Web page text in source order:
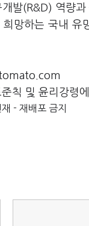
발(R&D) 역량
망하는 국내 유
칙 및 윤리강령
- 재배포 금지